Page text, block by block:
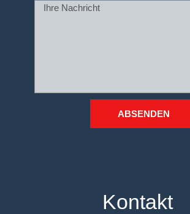
ABSENDEN
Kontakt